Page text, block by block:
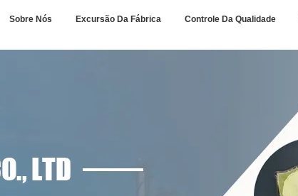
Sobre Nós Excursão Da Fábrica Controle Da Qualidade